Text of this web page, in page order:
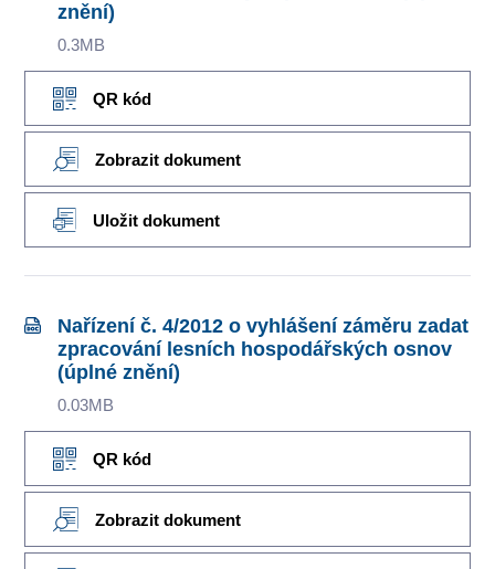
znění)
0.3MB
QR kód
Zobrazit dokument
Uložit dokument
Nařízení č. 4/2012 o vyhlášení záměru zadat
zpracování lesních hospodářských osnov
(úplné znění)
0.03MB
QR kód
Zobrazit dokument